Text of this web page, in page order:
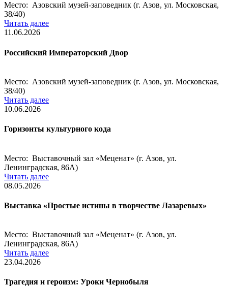
Место: Азовский музей-заповедник (г. Азов, ул. Московская,
38/40)
Читать далее
11.06.2026
Российский Императорский Двор
Место: Азовский музей-заповедник (г. Азов, ул. Московская,
38/40)
Читать далее
10.06.2026
Горизонты культурного кода
Место: Выставочный зал «Меценат» (г. Азов, ул.
Ленинградская, 86А)
Читать далее
08.05.2026
Выставка «Простые истины в творчестве Лазаревых»
Место: Выставочный зал «Меценат» (г. Азов, ул.
Ленинградская, 86А)
Читать далее
23.04.2026
Трагедия и героизм: Уроки Чернобыля